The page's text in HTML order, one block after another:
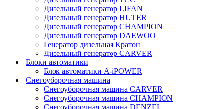
Дизельный генератор LIFAN
Дизельный генератор HUTER
Дизельный генератор CHAMPION
Дизельный генератор DAEWOO
Генератор дизельная Кратон
Дизельный генератор CARVER
Блоки автоматики
Блок автоматики A-iPOWER
Снегоуборочная машина
Снегоуборочная машина CARVER
Снегоуборочная машина CHAMPION
Снегоуборочная машина DENZEL